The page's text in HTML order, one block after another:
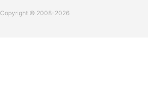
Copyright © 2008-2026